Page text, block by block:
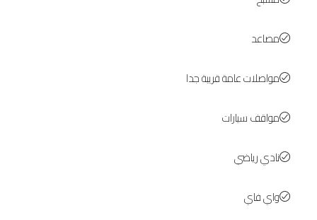
مصاعد
مواصلات عامة قريبة جدا
مواقف سيارات
نادي رياضي
واي فاي